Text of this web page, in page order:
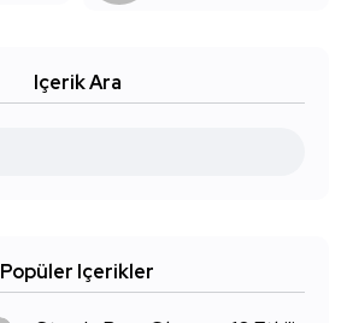
Içerik Ara
Popüler Içerikler